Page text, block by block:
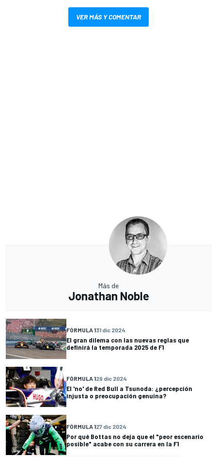
VER MÁS Y COMENTAR
Más de
Jonathan Noble
FÓRMULA 131 dic 2024
El gran dilema con las nuevas reglas que
definirá la temporada 2025 de F1
FÓRMULA 129 dic 2024
El 'no' de Red Bull a Tsunoda: ¿percepción
injusta o preocupación genuina?
FÓRMULA 127 dic 2024
Por qué Bottas no deja que el "peor escenario
posible" acabe con su carrera en la F1